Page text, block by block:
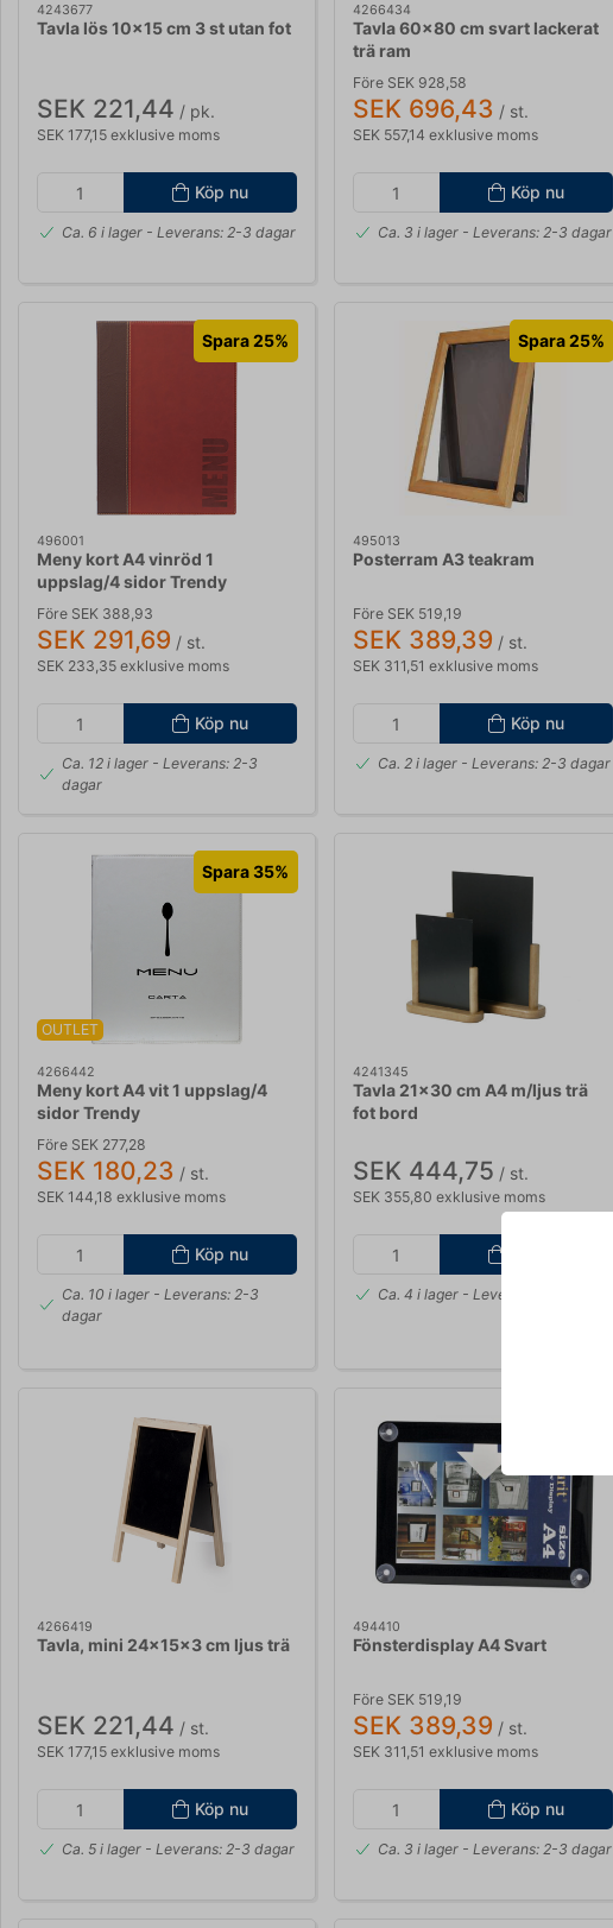
4243677
Tavla lös 10x15 cm 3 st utan fot
SEK 221,44 / pk.
SEK 177,15 exklusive moms
Köp nu
Ca. 6 i lager - Leverans: 2-3 dagar
4266434
Tavla 60x80 cm svart lackerat
trä ram
Före SEK 928,58
SEK 696,43 / st.
SEK 557,14 exklusive moms
Köp nu
Ca. 3 i lager- Leverans: 2-3 dagar
Spara 25%
496001
Meny kort A4 vinröd 1
uppslag/4 sidor Trendy
Före SEK 388,93
SEK 291,69 / st.
SEK 233,35 exklusive moms
Köp nu
Ca. 12 i lager- Leverans: 2-3
dagar
Spara 25%
495013
Posterram A3 teakram
Före SEK 519,19
SEK 389,39 / st.
SEK 311,51 exklusive moms
Köp nu
Ca. 2 i lager- Leverans: 2-3 dagar
OUTLET
Spara 35%
4266442
Meny kort A4 vit 1 uppslag/4
sidor Trendy
Före SEK 277,28
SEK 180,23 / st.
SEK 144,18 exklusive moms
Köp nu
Ca. 10 i lager- Leverans: 2-3
dagar
4241345
Tavla 21x30 cm A4 m/ljus trä
fot bord
SEK 444,75 / st.
SEK 355,80 exklusive moms
Ca. 4 i lager- Leverans: 2-3 dagar
4266419
Tavla, mini 24x15x3 cm ljus trä
SEK 221,44 / st.
SEK 177,15 exklusive moms
Köp nu
Ca. 5 i lager - Leverans: 2-3 dagar
494410
Fönsterdisplay A4 Svart
Före SEK 519,19
SEK 389,39 / st.
SEK 311,51 exklusive moms
Köp nu
Ca. 3 i lager- Leverans: 2-3 dagar